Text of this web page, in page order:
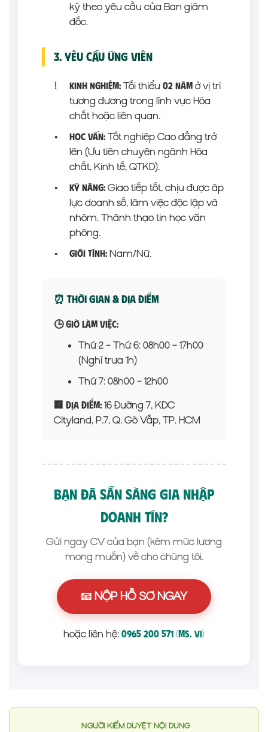
kỳ theo yêu cầu của Ban giám
đốc.
3. Yêu Cầu Ứng Viên
! Kinh nghiệm:Tối thiểu 02 nămở vị trí
tương đương trong lĩnh vực Hóa
chất hoặc liên quan.
•
Học vấn:Tốt nghiệp Cao đẳng trở
lên (Ưu tiên chuyên ngành Hóa
chất, Kinh tế, QTKD).
•
Kỹ năng:Giao tiếp tốt, chịu được áp
lực doanh số, làm việc độc lập và
nhóm. Thành thạo tin học văn
phòng.
•
Giới tính:Nam/Nữ.
⏰ Thời Gian & Địa Điểm
🕒 Giờ làm việc:
Thứ 2 – Thứ 6: 08h00 – 17h00
(Nghỉ trưa 1h)
Thứ 7: 08h00 – 12h00
🏢 Địa điểm: 16 Đường 7, KDC
Cityland, P.7, Q. Gò Vấp, TP. HCM
BẠN ĐÃ SẴN SÀNG GIA NHẬP
DOANH TÍN?
Gửi ngay CV của bạn (kèm mức lương
mong muốn) về cho chúng tôi.
📧 NỘP HỒ SƠ NGAY
hoặc liên hệ: 0965 200 571 (Ms. Vi)
NGƯỜI KIỂM DUYỆT NỘI DUNG